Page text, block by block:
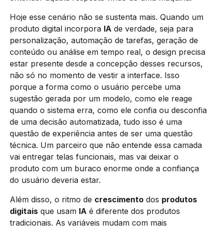
Hoje esse cenário não se sustenta mais. Quando um
produto digital incorpora IA de verdade, seja para
personalização, automação de tarefas, geração de
conteúdo ou análise em tempo real, o design precisa
estar presente desde a concepção desses recursos,
não só no momento de vestir a interface. Isso
porque a forma como o usuário percebe uma
sugestão gerada por um modelo, como ele reage
quando o sistema erra, como ele confia ou desconfia
de uma decisão automatizada, tudo isso é uma
questão de experiência antes de ser uma questão
técnica. Um parceiro que não entende essa camada
vai entregar telas funcionais, mas vai deixar o
produto com um buraco enorme onde a confiança
do usuário deveria estar.
Além disso, o ritmo de crescimento dos produtos
digitais que usam IA é diferente dos produtos
tradicionais. As variáveis mudam com mais